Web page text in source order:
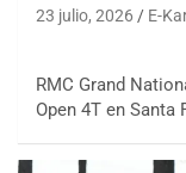
23 julio, 2026 E-
RMC Grand
Open 4T en Santa